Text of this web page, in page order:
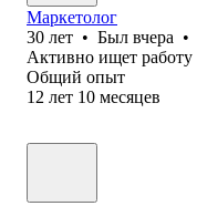
Маркетолог
30 лет • Был вчера •
Активно ищет работу
Общий опыт
12 лет 10 месяцев